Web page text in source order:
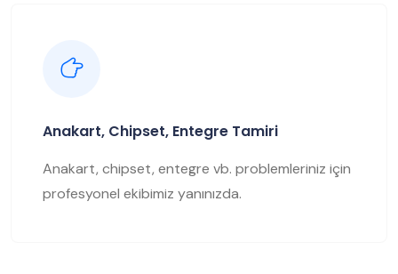
Anakart, Chipset, Entegre Tamiri
Anakart, chipset, entegre vb. problemleriniz için
profesyonel ekibimiz yanınızda.